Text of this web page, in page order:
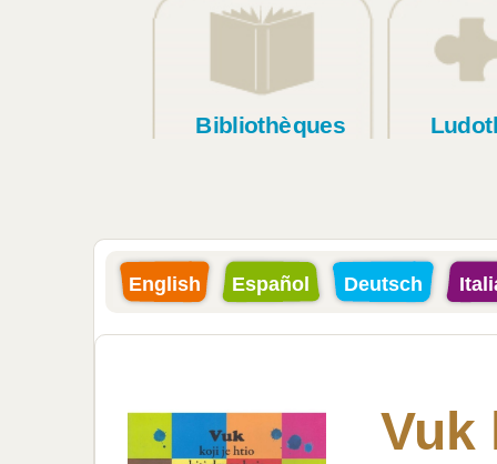
Bibliothèques
English Español Deutsch
Vuk